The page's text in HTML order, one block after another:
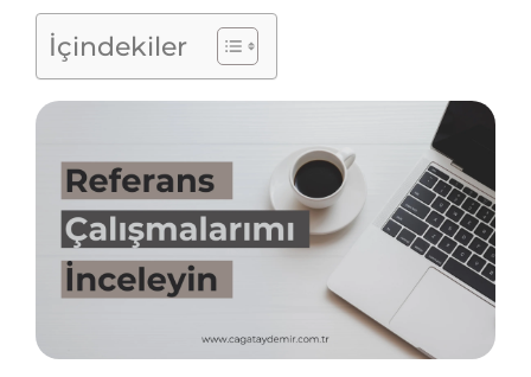
İçindekiler